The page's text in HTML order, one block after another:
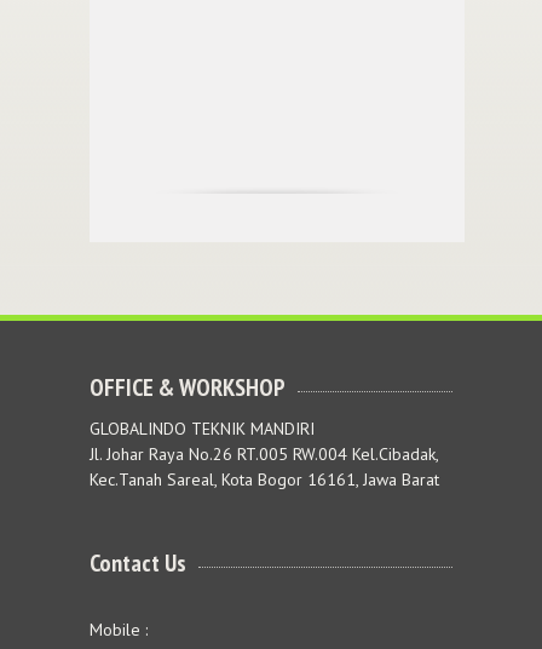
OFFICE & WORKSHOP
GLOBALINDO TEKNIK MANDIRI
Jl. Johar Raya No.26 RT.005 RW.004 Kel.Cibadak,
Kec.Tanah Sareal, Kota Bogor 16161, Jawa Barat
Contact Us
Mobile :